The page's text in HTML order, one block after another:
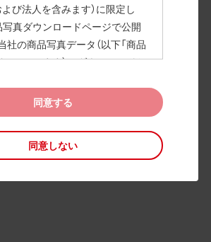
よび法人を含みます）に限定し
写真ダウンロードページで公開
社の商品写真データ（以下「商品
」といいます）のダウンロードお
は、下記のCAD図データ利用規約
図データ利用規約」といいます）
だいたお客様に限定して、本CA
ロードページで公開している当
の利用を許諾いたします。
同意する
同意しない